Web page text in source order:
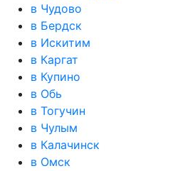
в Чудово
в Бердск
в Искитим
в Каргат
в Купино
в Обь
в Тогучин
в Чулым
в Калачинск
в Омск